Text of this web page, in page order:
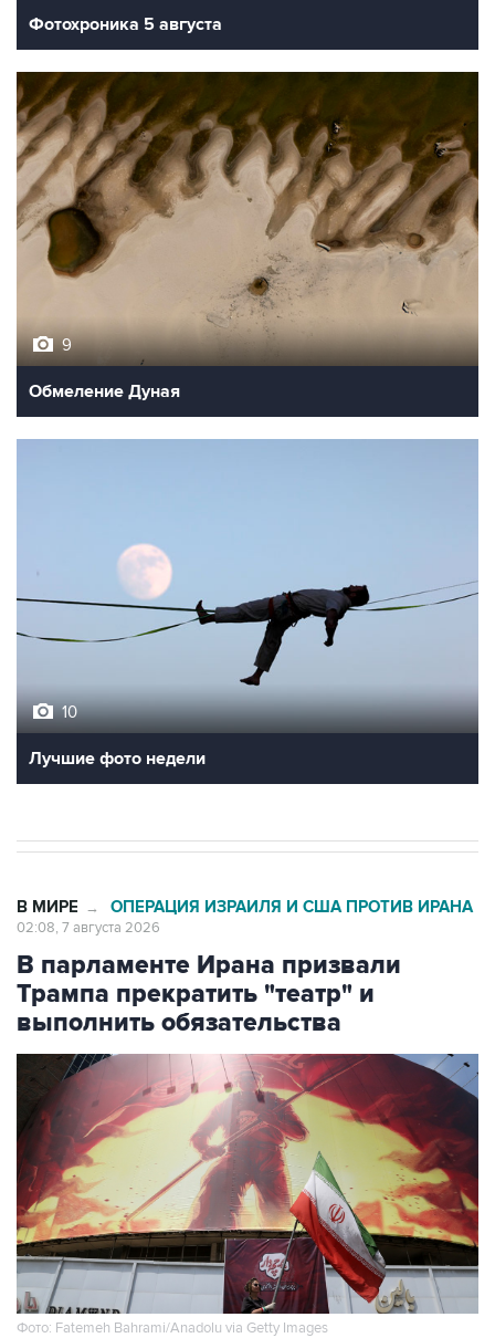
Фотохроника 5 августа
9
Обмеление Дуная
10
Лучшие фото недели
В МИРЕ → ОПЕРАЦИЯ ИЗРАИЛЯ И США ПРОТИВ ИРАНА
02:08, 7 августа 2026
В парламенте Ирана призвали
Трампа прекратить "театр" и
выполнить обязательства
Фото: Fatemeh Bahrami/Anadolu via Getty Images